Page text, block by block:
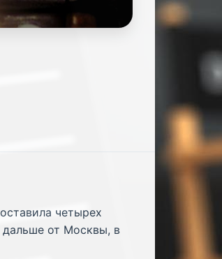
четырех
дальше от Москвы, в